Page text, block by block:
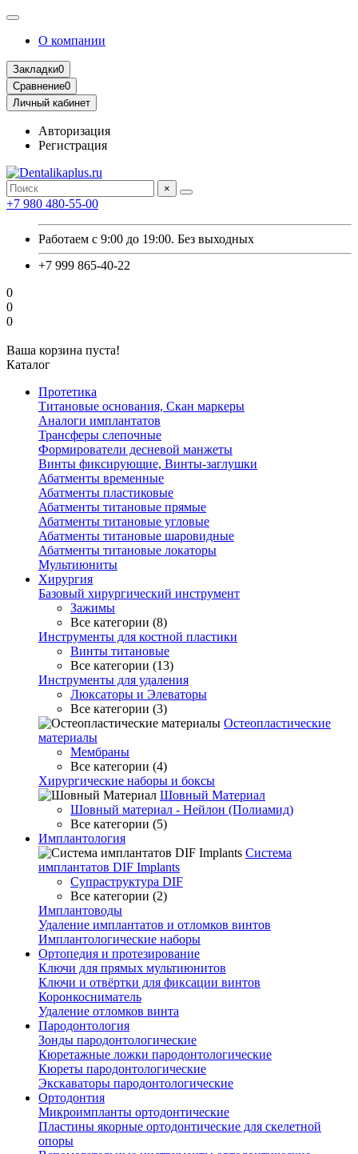
О компании
Закладки0
Сравнение0
Личный кабинет
Авторизация
Регистрация
×
+7 980 480-55-00
Работаем с 9:00 до 19:00. Без выходных
+7 999 865-40-22
0
0
0
Ваша корзина пуста!
Каталог
Протетика
Титановые основания, Скан маркеры
Аналоги имплантатов
Трансферы слепочные
Формирователи десневой манжеты
Винты фиксирующие, Винты-заглушки
Абатменты временные
Абатменты пластиковые
Абатменты титановые прямые
Абатменты титановые угловые
Абатменты титановые шаровидные
Абатменты титановые локаторы
Мультиюниты
Хирургия
Базовый хирургический инструмент
Зажимы
Все категории (8)
Инструменты для костной пластики
Винты титановые
Все категории (13)
Инструменты для удаления
Люксаторы и Элеваторы
Все категории (3)
Остеопластические
материалы
Мембраны
Все категории (4)
Хирургические наборы и боксы
Шовный Материал
Шовный материал - Нейлон (Полиамид)
Все категории (5)
Имплантология
Система
имплантатов DIF Implants
Супраструктура DIF
Все категории (2)
Имплантоводы
Удаление имплантатов и отломков винтов
Имплантологические наборы
Ортопедия и протезирование
Ключи для прямых мультиюнитов
Ключи и отвёртки для фиксации винтов
Коронкосниматель
Удаление отломков винта
Пародонтология
Зонды пародонтологические
Кюретажные ложки пародонтологические
Кюреты пародонтологические
Экскаваторы пародонтологические
Ортодонтия
Микроимпланты ортодонтические
Пластины якорные ортодонтические для скелетной
опоры